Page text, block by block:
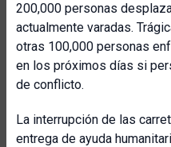
200,000 personas
actualmente varadas.
otras 100,000 personas
en los próximos días si
de conflicto.
La interrupción de las
entrega de ayuda